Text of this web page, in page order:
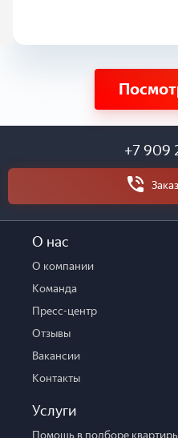
+7 909
О нас
О компании
Команда
Пресс-центр
Отзывы
Вакансии
Контакты
Услуги
Помощь в подборе